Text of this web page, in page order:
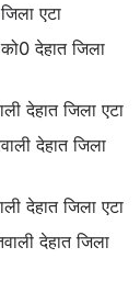
एटा
देहात जिला
देहात जिला एटा
देहात जिला
देहात जिला एटा
देहात जिला